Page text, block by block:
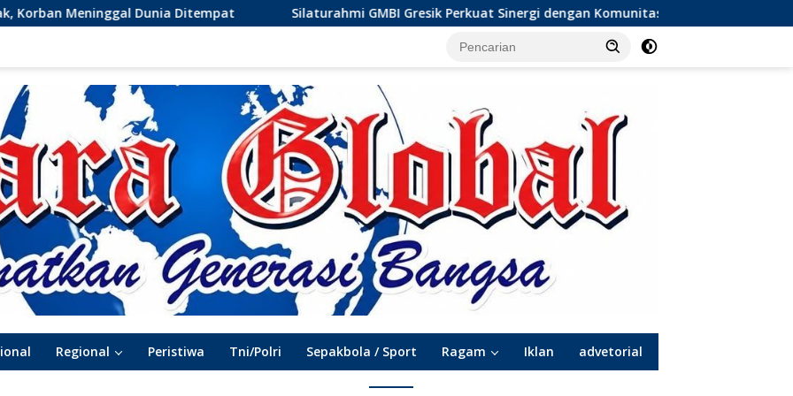
Silaturahmi GMBI Gresik Perkuat Sinergi dengan Komunitas Wong Bodho, Dilanjutkan Pengamanan Konser
Regional Peristiwa Tni/Polri Sepakbola / Sport Ragam Iklan advetorial